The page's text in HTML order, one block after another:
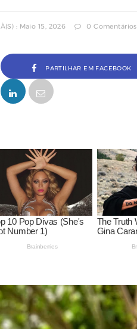
À(s) : Maio 15, 2026 0 Comentários
PARTILHAR EM FACEBOOK